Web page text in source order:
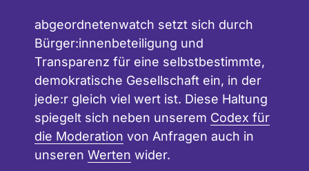
abgeordnetenwatch setzt sich durch
Bürger:innenbeteiligung und
Transparenz für eine selbstbestimmte,
demokratische Gesellschaft ein, in der
jede:r gleich viel wert ist. Diese Haltung
spiegelt sich neben unserem Codex für
die Moderation von Anfragen auch in
unseren Werten wider.